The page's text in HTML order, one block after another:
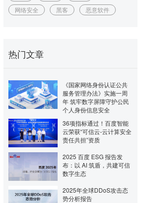
网络安全 黑客 恶意软件
热门文章
《国家网络身份认证公共
服务管理办法》实施一周
年 筑牢数字屏障守护公民
个人身份信息安全
36项指标通过！百度智能
云荣获“可信云-云计算安全
责任共担”资质
2025 百度 ESG 报告发
布：以 AI 筑盾，共建可信
数字生态
2025年全球DDoS攻击态
势分析报告